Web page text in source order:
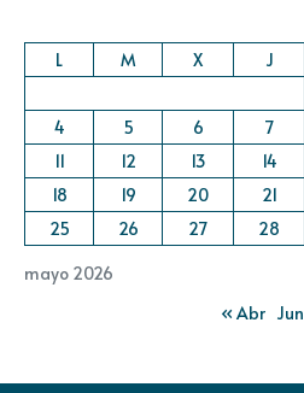
mayo 2026
L M X J
4
5 6 7
11
12 13 14
18
19 20 21
25
26 27 28
« Abr